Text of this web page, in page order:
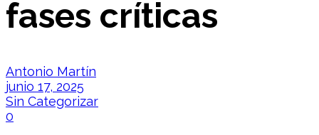
fases críticas
Antonio Martín
junio 17, 2025
Sin Categorizar
0